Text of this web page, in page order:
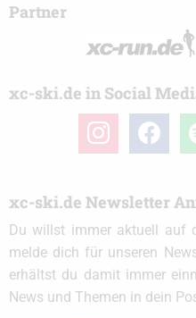
Partner
xc-ski.de in Social
instagramfacebook
xc-ski.de Newsletter
Du willst immer aktuell auf
melde dich für unseren
erhältst du damit immer
News und Themen in dein